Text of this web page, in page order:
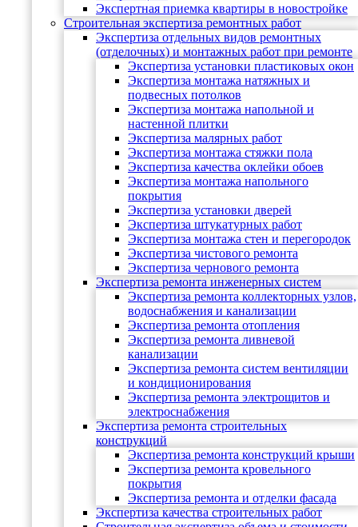
Экспертная приемка квартиры в новостройке
Строительная экспертиза ремонтных работ
Экспертиза отдельных видов ремонтных
(отделочных) и монтажных работ при ремонте
Экспертиза установки пластиковых окон
Экспертиза монтажа натяжных и
подвесных потолков
Экспертиза монтажа напольной и
настенной плитки
Экспертиза малярных работ
Экспертиза монтажа стяжки пола
Экспертиза качества оклейки обоев
Экспертиза монтажа напольного
покрытия
Экспертиза установки дверей
Экспертиза штукатурных работ
Экспертиза монтажа стен и перегородок
Экспертиза чистового ремонта
Экспертиза чернового ремонта
Экспертиза ремонта инженерных систем
Экспертиза ремонта коллекторных узлов,
водоснабжения и канализации
Экспертиза ремонта отопления
Экспертиза ремонта ливневой
канализации
Экспертиза ремонта систем вентиляции
и кондиционирования
Экспертиза ремонта электрощитов и
электроснабжения
Экспертиза ремонта строительных
конструкций
Экспертиза ремонта конструкций крыши
Экспертиза ремонта кровельного
покрытия
Экспертиза ремонта и отделки фасада
Экспертиза качества строительных работ